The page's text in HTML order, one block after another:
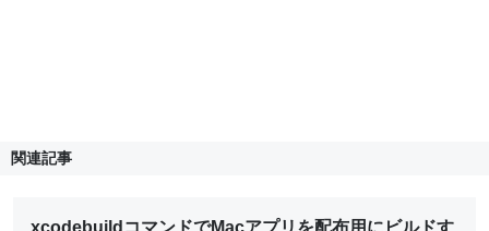
関連記事
xcodebuildコマンドでMacアプリを配布用にビルドす